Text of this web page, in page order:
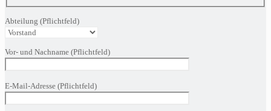
Abteilung (Pflichtfeld)
Vor- und Nachname (Pflichtfeld)
lasse
E-Mail-Adresse (Pflichtfeld)